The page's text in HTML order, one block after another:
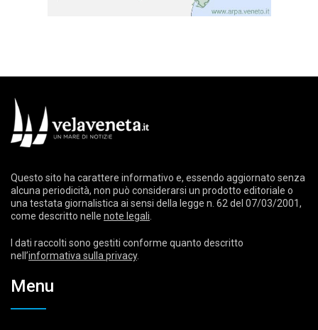
Questo sito ha carattere informativo e, essendo aggiornato senza
alcuna periodicità, non può considerarsi un prodotto editoriale o
una testata giornalistica ai sensi della legge n. 62 del 07/03/2001,
come descritto nelle note legali
I dati raccolti sono gestiti conforme quanto descritto
nell’informativa sulla privacy.
Menu